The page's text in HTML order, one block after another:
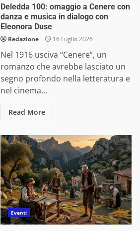
Deledda 100: omaggio a Cenere con
danza e musica in dialogo con
Eleonora Duse
Redazione 16 Luglio 2026
Nel 1916 usciva “Cenere”, un
romanzo che avrebbe lasciato un
segno profondo nella letteratura e
nel cinema...
Read More
Eventi